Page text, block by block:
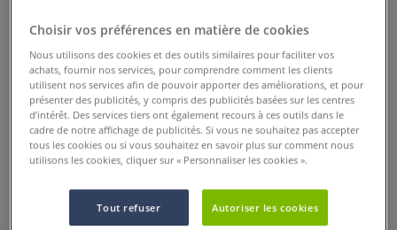
Choisir vos préférences en matière de cookies
Nous utilisons des cookies et des outils similaires pour faciliter vos
achats, fournir nos services, pour comprendre comment les clients
utilisent nos services afin de pouvoir apporter des améliorations, et pour
présenter des publicités, y compris des publicités basées sur les centres
d’intérêt. Des services tiers ont également recours à ces outils dans le
cadre de notre affichage de publicités. Si vous ne souhaitez pas accepter
tous les cookies ou si vous souhaitez en savoir plus sur comment nous
utilisons les cookies, cliquer sur « Personnaliser les cookies ».
Tout refuser Autoriser les cookies